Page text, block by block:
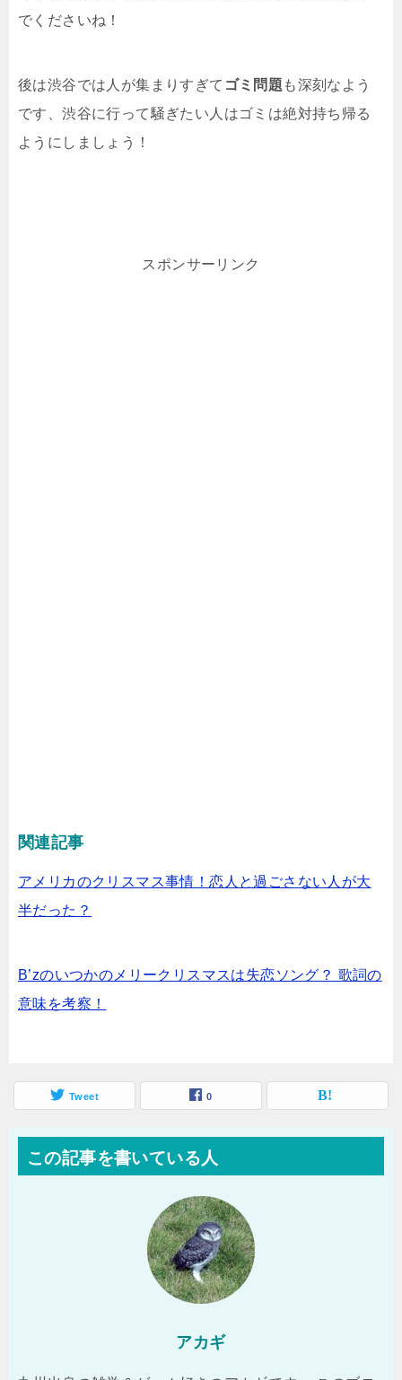
でくださいね！
後は渋谷では人が集まりすぎて ゴミ問題 も深刻なよう
です、渋谷に行って騒ぎたい人はゴミは絶対持ち帰る
ようにしましょう！
スポンサーリンク
関連記事
アメリカのクリスマス事情！恋人と過ごさない人が大
半だった？
B’zのいつかのメリークリスマスは失恋ソング？ 歌詞の
意味を考察！
Tweet 0
この記事を書いている人
アカギ